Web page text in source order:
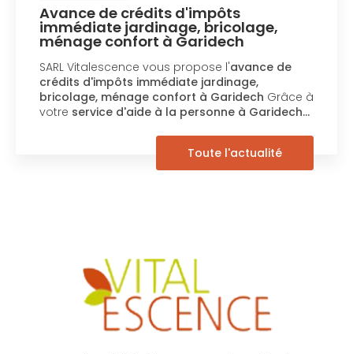
Avance de crédits d'impôts
immédiate jardinage, bricolage,
ménage confort à Garidech
SARL Vitalescence vous propose l' avance de
crédits d'impôts immédiate jardinage,
bricolage, ménage confort à GaridechGrâce à
votreservice d'aide à la personne à Garidech…
Toute l'actualité